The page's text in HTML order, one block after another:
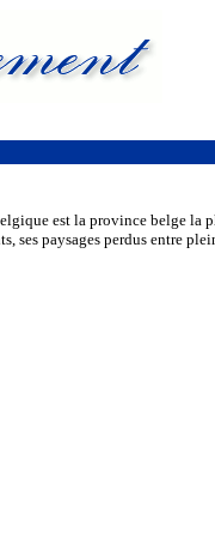
est la province belge la
ses paysages perdus entre